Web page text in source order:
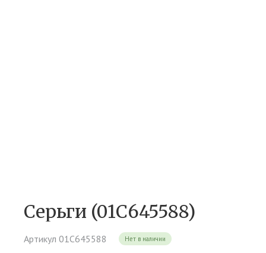
Серьги (01С645588)
Артикул 01С645588 Нет в наличии